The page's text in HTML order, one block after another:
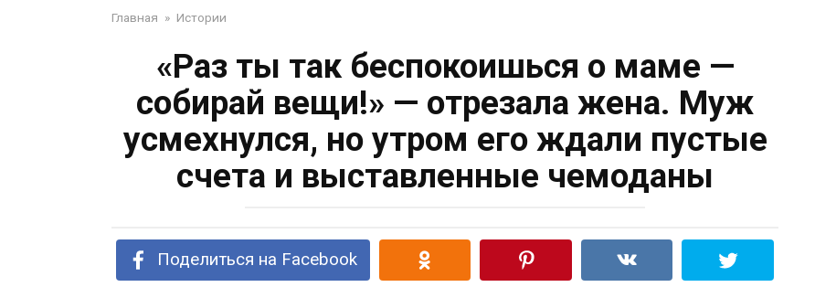
Главная » Истории
«Раз ты так беспокоишься о маме —
собирай вещи!» — отрезала жена. Муж
усмехнулся, но утром его ждали пустые
счета и выставленные чемоданы
Поделиться на Facebook